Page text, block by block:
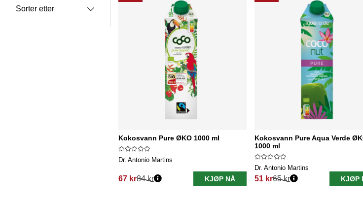
Sorter etter
Kokosvann Pure ØKO 1000 ml
Dr. Antonio Martins
67 kr
Vanlig pris:
84 kr KJØP NÅ
Kokosvann Pure Aqua Verde
1000 ml
Dr. Antonio Martins
51 kr
Vanlig pris:
65 kr KJØP